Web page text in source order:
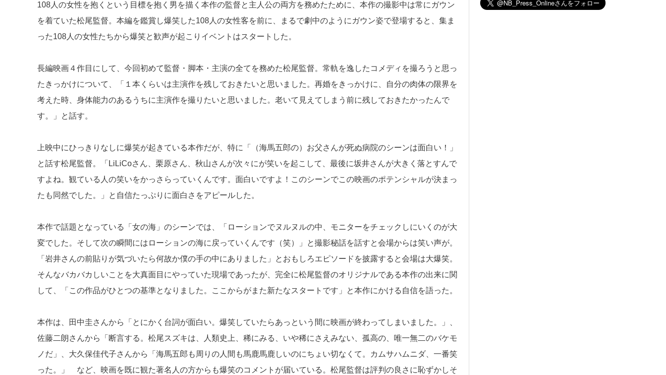
108人の女性を抱くという目標を抱く男を描く本作の監督と主人公の両方を務めたために、本作の撮影中は常にガウン
を着ていた松尾監督。本編を鑑賞し爆笑した108人の女性客を前に、まるで劇中のようにガウン姿で登場すると、集ま
った108人の女性たちから爆笑と歓声が起こりイベントはスタートした。
長編映画４作目にして、今回初めて監督・脚本・主演の全てを務めた松尾監督。常軌を逸したコメディを撮ろうと思っ
たきっかけについて、「１本くらいは主演作を残しておきたいと思いました。再婚をきっかけに、自分の肉体の限界を
考えた時、身体能力のあるうちに主演作を撮りたいと思いました。老いて見えてしまう前に残しておきたかったんで
す。」と話す。
上映中にひっきりなしに爆笑が起きている本作だが、特に「（海馬五郎の）お父さんが死ぬ病院のシーンは面白い！」
と話す松尾監督。「LiLiCoさん、栗原さん、秋山さんが次々にが笑いを起こして、最後に坂井さんが大きく落とすんで
すよね。観ている人の笑いをかっさらっていくんです。面白いですよ！このシーンでこの映画のポテンシャルが決まっ
たも同然でした。」と自信たっぷりに面白さをアピールした。
本作で話題となっている「女の海」のシーンでは、「ローションでヌルヌルの中、モニターをチェックしにいくのが大
変でした。そして次の瞬間にはローションの海に戻っていくんです（笑）」と撮影秘話を話すと会場からは笑い声が。
「岩井さんの前貼りが気づいたら何故か僕の手の中にありました」とおもしろエピソードを披露すると会場は大爆笑。
そんなバカバカしいことを大真面目にやっていた現場であったが、完全に松尾監督のオリジナルである本作の出来に関
して、「この作品がひとつの基準となりました。ここからがまた新たなスタートです」と本作にかける自信を語った。
本作は、田中圭さんから「とにかく台詞が面白い。爆笑していたらあっという間に映画が終わってしまいました。」、
佐藤二朗さんから「断言する。松尾スズキは、人類史上、稀にみる、いや稀にさえみない、孤高の、唯一無二のバケモ
ノだ」、大久保佳代子さんから「海馬五郎も周りの人間も馬鹿馬鹿しいのにちょい切なくて。カムサハムニダ、一番笑
った。」 など、映画を既に観た著名人の方からも爆笑のコメントが届いている。松尾監督は評判の良さに恥ずかしそ